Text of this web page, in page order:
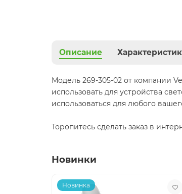
Описание
Модель 269-305-02 от компании
использовать для устройства
использоваться для любого
Торопитесь сделать заказ в
Новинки
Новинка